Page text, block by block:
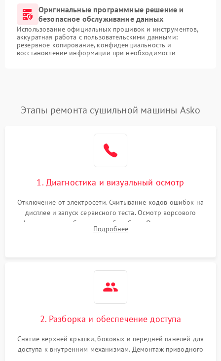
Оригинальные программные решение и
безопасное обслуживание данных
Использование официальных прошивок и инструментов,
аккуратная работа с пользовательскими данными:
резервное копирование, конфиденциальность и
восстановление информации при необходимости
Этапы ремонта сушильной машины Asko
1. Диагностика и визуальный осмотр
Отключение от электросети. Считывание кодов ошибок на
дисплее и запуск сервисного теста. Осмотр ворсового
фильтра, теплообменника и барабана. Опрос клиента о
неисправностях (не сушит, не крутит барабан, сильно шумит
Подробнее
2. Разборка и обеспечение доступа
Снятие верхней крышки, боковых и передней панелей для
доступа к внутренним механизмам. Демонтаж приводного